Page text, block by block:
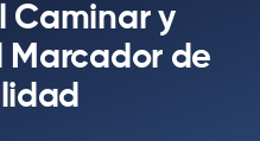
Caminar y
Marcador de